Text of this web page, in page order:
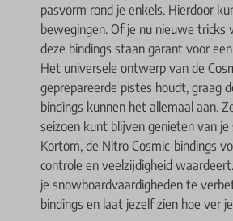
pasvorm rond je enkels. Hierdoor
bewegingen. Of je nu nieuwe
deze bindings staan garant voor
Het universele ontwerp van de
geprepareerde pistes houdt, graag
bindings kunnen het allemaal aan.
seizoen kunt blijven genieten van
Kortom, de Nitro Cosmic-bindings
controle en veelzijdigheid
je snowboardvaardigheden te
bindings en laat jezelf zien hoe ver